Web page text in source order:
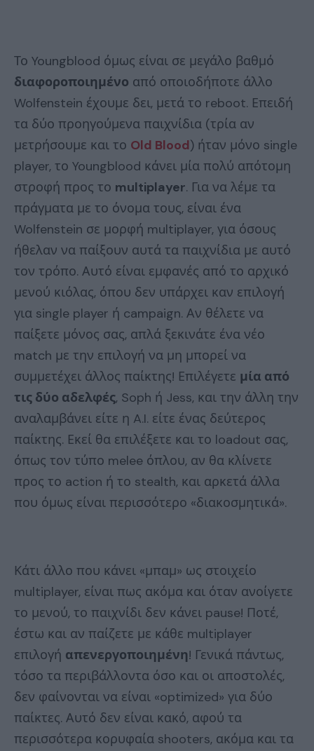
Το Youngblood όμως είναι σε μεγάλο βαθμό
διαφοροποιημένο από οποιοδήποτε άλλο
Wolfenstein έχουμε δει, μετά το reboot. Επειδή
τα δύο προηγούμενα παιχνίδια (τρία αν
μετρήσουμε και το Old Blood) ήταν μόνο single
player, το Youngblood κάνει μία πολύ απότομη
στροφή προς το multiplayer. Για να λέμε τα
πράγματα με το όνομα τους, είναι ένα
Wolfenstein σε μορφή multiplayer, για όσους
ήθελαν να παίξουν αυτά τα παιχνίδια με αυτό
τον τρόπο. Αυτό είναι εμφανές από το αρχικό
μενού κιόλας, όπου δεν υπάρχει καν επιλογή
για single player ή campaign. Αν θέλετε να
παίξετε μόνος σας, απλά ξεκινάτε ένα νέο
match με την επιλογή να μη μπορεί να
συμμετέχει άλλος παίκτης! Επιλέγετε μία από
τις δύο αδελφές, Soph ή Jess, και την άλλη την
αναλαμβάνει είτε η A.I. είτε ένας δεύτερος
παίκτης. Εκεί θα επιλέξετε και το loadout σας,
όπως τον τύπο melee όπλου, αν θα κλίνετε
προς το action ή το stealth, και αρκετά άλλα
που όμως είναι περισσότερο «διακοσμητικά».
Κάτι άλλο που κάνει «μπαμ» ως στοιχείο
multiplayer, είναι πως ακόμα και όταν ανοίγετε
το μενού, το παιχνίδι δεν κάνει pause! Ποτέ,
έστω και αν παίζετε με κάθε multiplayer
επιλογή απενεργοποιημένη! Γενικά πάντως,
τόσο τα περιβάλλοντα όσο και οι αποστολές,
δεν φαίνονται να είναι «optimized» για δύο
παίκτες. Αυτό δεν είναι κακό, αφού τα
περισσότερα κορυφαία shooters, ακόμα και τα